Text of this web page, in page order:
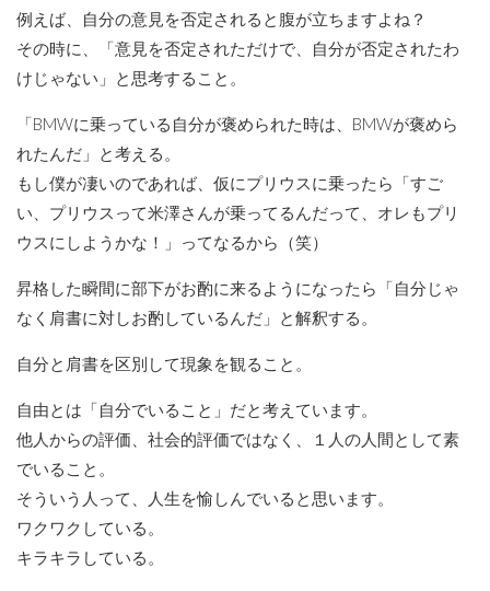
例えば、自分の意見を否定されると腹が立ちますよね？
その時に、「意見を否定されただけで、自分が否定されたわ
けじゃない」と思考すること。
「BMWに乗っている自分が褒められた時は、BMWが褒めら
れたんだ」と考える。
もし僕が凄いのであれば、仮にプリウスに乗ったら「すご
い、プリウスって米澤さんが乗ってるんだって、オレもプリ
ウスにしようかな！」ってなるから（笑）
昇格した瞬間に部下がお酌に来るようになったら「自分じゃ
なく肩書に対しお酌しているんだ」と解釈する。
自分と肩書を区別して現象を観ること。
自由とは「自分でいること」だと考えています。
他人からの評価、社会的評価ではなく、１人の人間として素
でいること。
そういう人って、人生を愉しんでいると思います。
ワクワクしている。
キラキラしている。